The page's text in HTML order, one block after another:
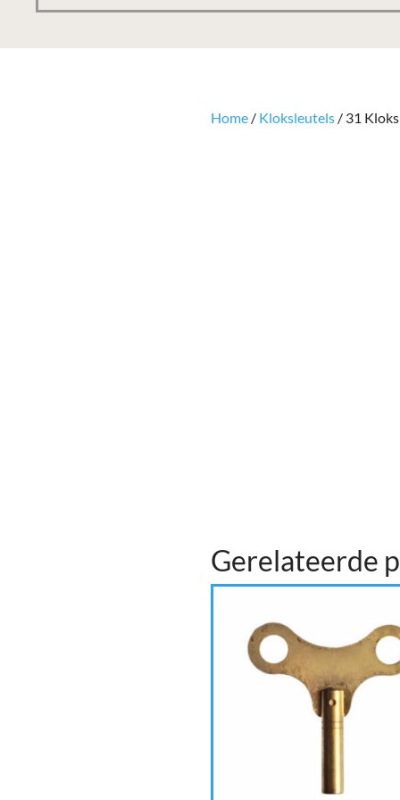
Home / Kloksleutels / 31
Gerelateerde